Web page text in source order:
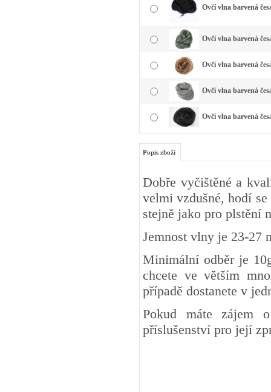
Ovčí vlna barvená
Ovčí vlna barvená
Ovčí vlna barvená
Ovčí vlna barvená
Ovčí vlna barvená
Popis zboží
Dobře vyčištěné a
velmi vzdušné, hodí
stejně jako pro plstění
Jemnost vlny je 23-27
Minimální odběr je
chcete ve větším
případě dostanete v
Pokud máte zájem
příslušenství pro její